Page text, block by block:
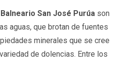
Balneario San José Purúa son
aguas, que brotan de fuentes
minerales que se cree
de dolencias. Entre los